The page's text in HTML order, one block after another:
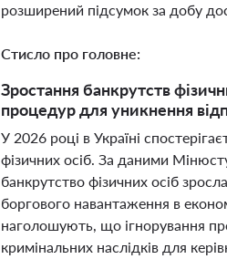
розширений підсумок за добу
Стисло про головне:
Зростання банкрутств
процедур для уникнення
У 2026 році в Україні
фізичних осіб. За даними
банкрутство фізичних осіб
боргового навантаження в
наголошують, що ігнорування
кримінальних наслідків для